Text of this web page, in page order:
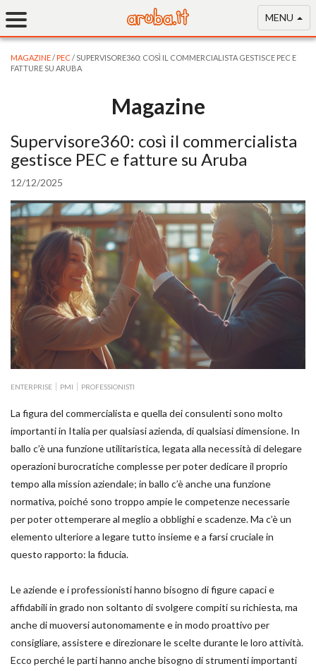
MENU
MAGAZINE/ PEC/ SUPERVISORE360: COSÌ IL COMMERCIALISTA GESTISCE PEC E
FATTURE SU ARUBA
Magazine
Supervisore360: così il commercialista
gestisce PEC e fatture su Aruba
12/12/2025
ENTERPRISE PMI PROFESSIONISTI
La figura del commercialista e quella dei consulenti sono molto
importanti in Italia per qualsiasi azienda, di qualsiasi dimensione. In
ballo c’è una funzione utilitaristica, legata alla necessità di delegare
operazioni burocratiche complesse per poter dedicare il proprio
tempo alla mission aziendale; in ballo c’è anche una funzione
normativa, poiché sono troppo ampie le competenze necessarie
per poter ottemperare al meglio a obblighi e scadenze. Ma c’è un
elemento ulteriore a legare tutto insieme e a farsi cruciale in
questo rapporto: la fiducia.
Le aziende e i professionisti hanno bisogno di figure capaci e
affidabili in grado non soltanto di svolgere compiti su richiesta, ma
anche di muoversi autonomamente e in modo proattivo per
consigliare, assistere e direzionare le scelte durante le loro attività.
Ecco perché le parti hanno anche bisogno di strumenti importanti